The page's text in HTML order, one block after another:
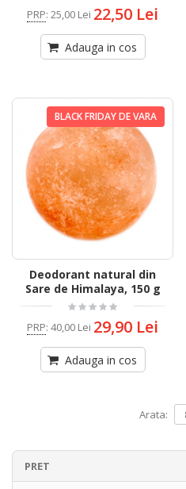
PRP: 25,00 Lei 22,50 Lei
Adauga in cos
BLACK FRIDAY DE VARA
Deodorant natural din
Sare de Himalaya, 150 g
PRP: 40,00 Lei 29,90 Lei
Adauga in cos
Arata:
PRET